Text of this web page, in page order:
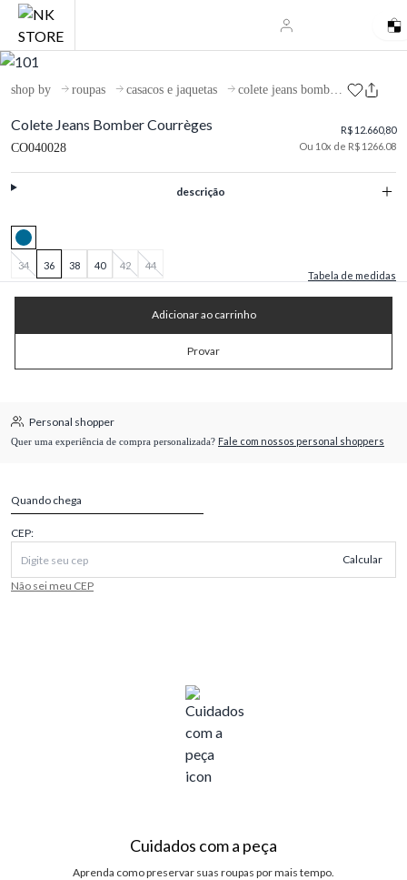
shop by roupas casacos e jaquetas colete jeans bomber courrèges
Colete Jeans Bomber Courrèges
CO040028
R$ 12.660,80
Ou 10x de R$ 1266.08
descrição
34 36 38 40 42
44
Tabela de medidas
Adicionar ao carrinho
Provar
Personal shopper
Quer uma experiência de compra personalizada? Fale com nossos personal shoppers
Quando chega
CEP:
Calcular
Não sei meu CEP
Cuidados com a peça
Aprenda como preservar suas roupas por mais tempo.